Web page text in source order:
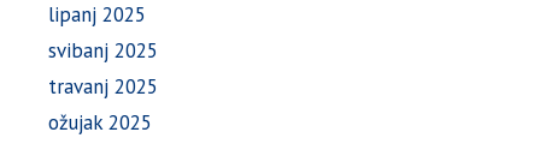
lipanj 2025
svibanj 2025
travanj 2025
ožujak 2025